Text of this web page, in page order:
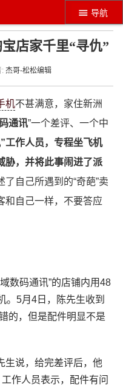
导航
店家千里“寻仇”
:杰哥-松松编辑
机不甚满意，家住新洲
通讯”一个差评、一个中
工作人员，专程坐飞机
胁，并将此事闹进了派
自己所遇到的“奇葩”卖
和自己一样，不要答应
数码通讯”的店铺内用48
。5月4日，陈先生收到
的，但是配件明显不是
生说，给完差评后，他
作人员表示，配件有问